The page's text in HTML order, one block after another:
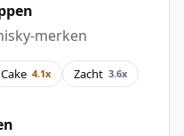
merken
Cake 4.1x Zacht 3.6x